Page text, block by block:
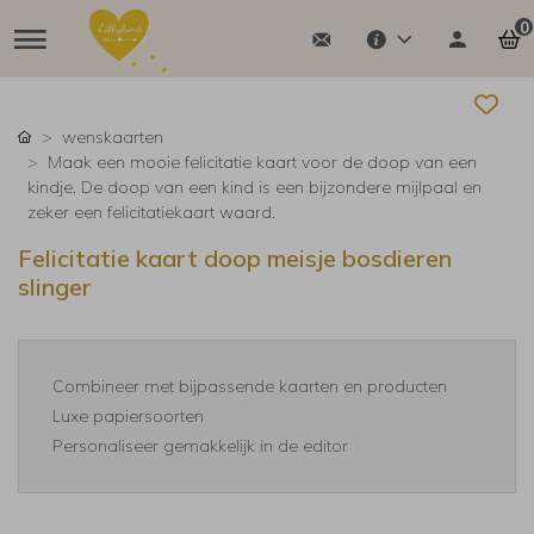
0
wenskaarten
Maak een mooie felicitatie kaart voor de doop van een
kindje. De doop van een kind is een bijzondere mijlpaal en
zeker een felicitatiekaart waard.
Felicitatie kaart doop meisje bosdieren
slinger
Combineer met bijpassende kaarten en producten
Luxe papiersoorten
Personaliseer gemakkelijk in de editor